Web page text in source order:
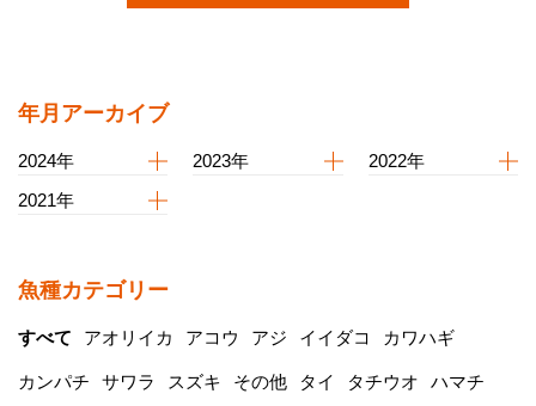
年月アーカイブ
2024年 2023年
2022年
2021年
魚種カテゴリー
すべて アオリイカ アコウ アジ イイダコ カワハギ
カンパチ サワラ スズキ その他 タイ タチウオ ハマチ